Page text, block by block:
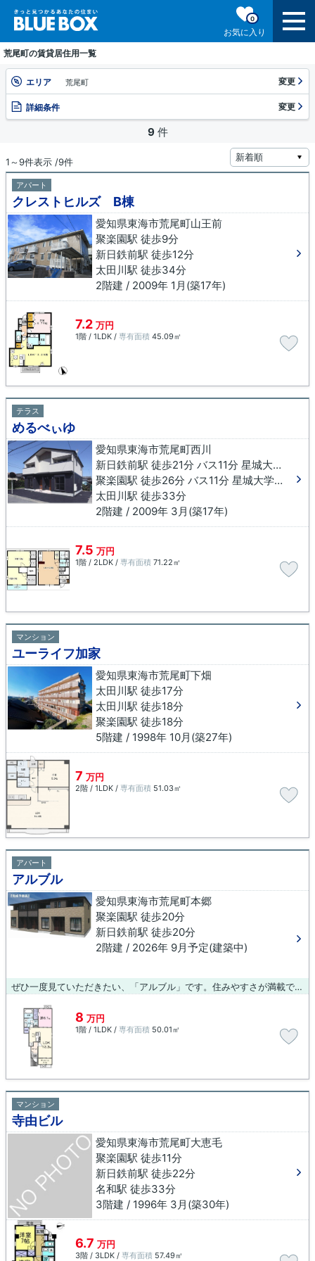
お気に入り
0
荒尾町の賃貸居住用一覧
エリア 荒尾町 変更
詳細条件 変更
9 件
1～9件表示 /9件
アパート
クレストヒルズ B棟
愛知県東海市荒尾町山王前
聚楽園駅 徒歩9分
新日鉄前駅 徒歩12分
太田川駅 徒歩34分
2階建 / 2009年 1月(築17年)
7.2 万円
1階 / 1LDK / 専有面積 45.09㎡
テラス
めるべぃゆ
愛知県東海市荒尾町西川
新日鉄前駅 徒歩21分 バス11分 星城大学東下車 徒歩12分
聚楽園駅 徒歩26分 バス11分 星城大学東下車 徒歩12分
太田川駅 徒歩33分
2階建 / 2009年 3月(築17年)
7.5 万円
1階 / 2LDK / 専有面積 71.22㎡
マンション
ユーライフ加家
愛知県東海市荒尾町下畑
太田川駅 徒歩17分
太田川駅 徒歩18分
聚楽園駅 徒歩18分
5階建 / 1998年 10月(築27年)
7 万円
2階 / 1LDK / 専有面積 51.03㎡
アパート
アルブル
愛知県東海市荒尾町本郷
聚楽園駅 徒歩20分
新日鉄前駅 徒歩20分
2階建 / 2026年 9月予定(建築中)
ぜひ一度見ていただきたい、「アルブル」です。住みやすさが満載でイチオシのアパートはこちらです。できるだけ早めに不動産情報を集めたい方は当社スタッフまでご連絡ください。地域の不動産情報をいち早くお届けします。
8 万円
1階 / 1LDK / 専有面積 50.01㎡
マンション
寺由ビル
愛知県東海市荒尾町大恵毛
聚楽園駅 徒歩11分
新日鉄前駅 徒歩22分
名和駅 徒歩33分
3階建 / 1996年 3月(築30年)
6.7 万円
3階 / 3LDK / 専有面積 57.49㎡